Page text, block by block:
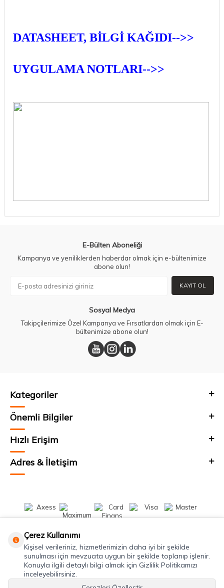
DATASHEET, BİLGİ KAĞIDI-->>
UYGULAMA NOTLARI-->>
E-Bülten Aboneliği
Kampanya ve yeniliklerden haberdar olmak için e-bültenimize
abone olun!
KAYIT OL
Sosyal Medya
Takipçilerimize Özel Kampanya ve Fırsatlardan olmak için E-
bültenimize abone olun!
Kategoriler
Önemli Bilgiler
Hızlı Erişim
Adres & İletişim
Çerez Kullanımı
Kişisel verileriniz, hizmetlerimizin daha iyi bir şekilde
sunulması için mevzuata uygun bir şekilde toplanıp işlenir.
Konuyla ilgili detaylı bilgi almak için Gizlilik Politikamızı
inceleyebilirsiniz.